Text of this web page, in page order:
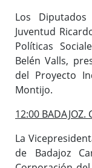
Los
Juventud
Políticas
Belén Valls,
del Proyecto
Montijo.
12:00
La
de Badajoz